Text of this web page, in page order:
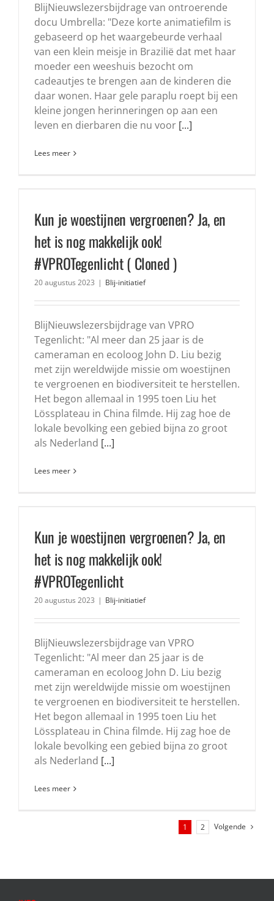
BlijNieuwslezersbijdrage van ontroerende
docu Umbrella: "Deze korte animatiefilm is
gebaseerd op het waargebeurde verhaal
van een klein meisje in Brazilië dat met haar
moeder een weeshuis bezocht om
cadeautjes te brengen aan de kinderen die
daar wonen. Haar gele paraplu roept bij een
kleine jongen herinneringen op aan een
leven en dierbaren die nu voor [...]
Lees meer
Kun je woestijnen vergroenen? Ja, en
het is nog makkelijk ook!
#VPROTegenlicht ( Cloned )
20 augustus 2023 | Blij-initiatief
BlijNieuwslezersbijdrage van VPRO
Tegenlicht: "Al meer dan 25 jaar is de
cameraman en ecoloog John D. Liu bezig
met zijn wereldwijde missie om woestijnen
te vergroenen en biodiversiteit te herstellen.
Het begon allemaal in 1995 toen Liu het
Lössplateau in China filmde. Hij zag hoe de
lokale bevolking een gebied bijna zo groot
als Nederland [...]
Lees meer
Kun je woestijnen vergroenen? Ja, en
het is nog makkelijk ook!
#VPROTegenlicht
20 augustus 2023 | Blij-initiatief
BlijNieuwslezersbijdrage van VPRO
Tegenlicht: "Al meer dan 25 jaar is de
cameraman en ecoloog John D. Liu bezig
met zijn wereldwijde missie om woestijnen
te vergroenen en biodiversiteit te herstellen.
Het begon allemaal in 1995 toen Liu het
Lössplateau in China filmde. Hij zag hoe de
lokale bevolking een gebied bijna zo groot
als Nederland [...]
Lees meer
1 2 Volgende